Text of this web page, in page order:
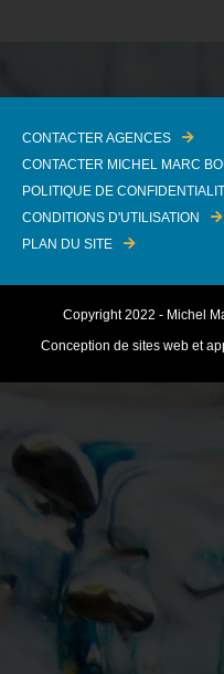
CONTACTER AGENCES
CONTACTER MICHEL MARC
POLITIQUE DE
CONDITIONS D'UTILISATION
PLAN DU SITE
Copyright 2022 - Michel
Conception de sites web et